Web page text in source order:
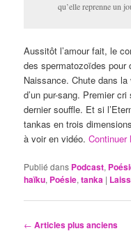
qu’elle reprenne un
Aussitôt l’amour fait, le
des spermatozoïdes pour
Naissance. Chute dans
d’un pur-sang. Premier
dernier souffle. Et si
tankas en trois
à voir en vidéo.Continuer
Publié dans Podcast,
haïku, Poésie,tanka |
Navigation
← Articles plus anciens